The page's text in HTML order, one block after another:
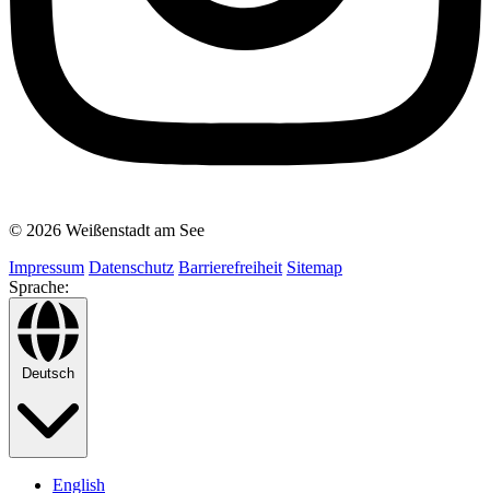
© 2026 Weißenstadt am See
Impressum Datenschutz Barrierefreiheit Sitemap
Sprache:
Deutsch
English